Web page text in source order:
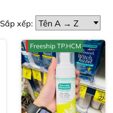
Sắp xếp:
Freeship TP.HCM